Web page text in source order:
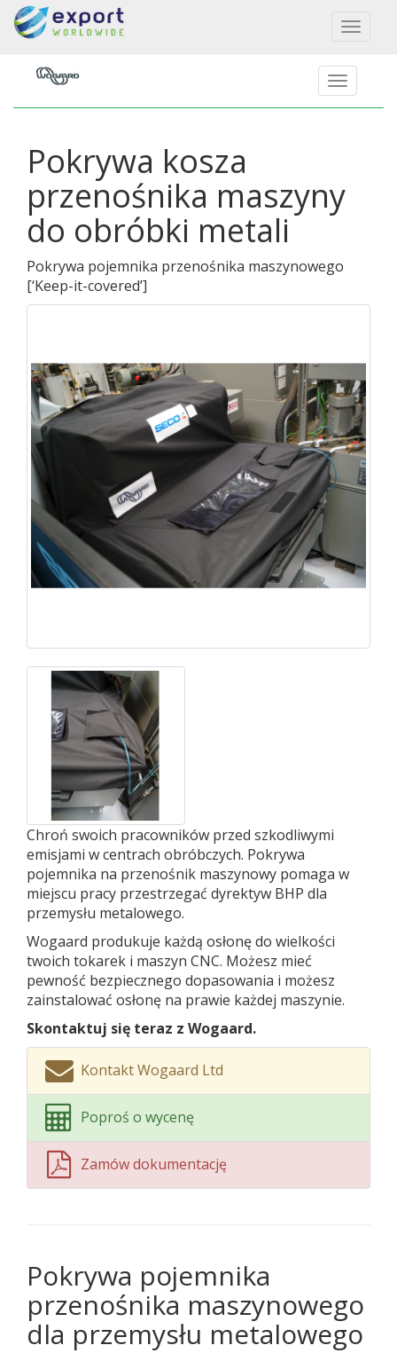
Toggle
Pokrywa kosza
przenośnika maszyny
do obróbki metali
Pokrywa pojemnika przenośnika maszynowego
[‘Keep-it-covered’]
Chroń swoich pracowników przed szkodliwymi
emisjami w centrach obróbczych. Pokrywa
pojemnika na przenośnik maszynowy pomaga w
miejscu pracy przestrzegać dyrektyw BHP dla
przemysłu metalowego.
Wogaard produkuje każdą osłonę do wielkości
twoich tokarek i maszyn CNC. Możesz mieć
pewność bezpiecznego dopasowania i możesz
zainstalować osłonę na prawie każdej maszynie.
Skontaktuj się teraz z Wogaard.
Kontakt Wogaard Ltd
Poproś o wycenę
Zamów dokumentację
Pokrywa pojemnika
przenośnika maszynowego
dla przemysłu metalowego